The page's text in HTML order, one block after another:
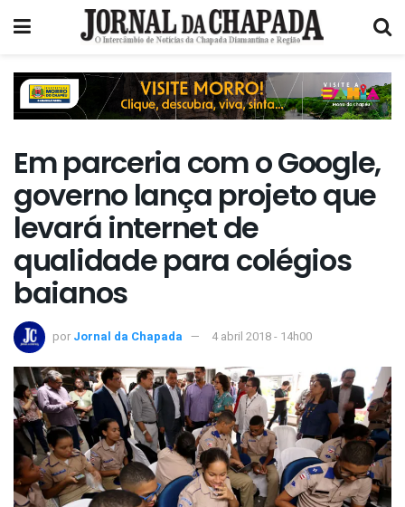
Em parceria com o Google,
governo lança projeto que
levará internet de
qualidade para colégios
baianos
por Jornal da Chapada 4 abril 2018 - 14h00